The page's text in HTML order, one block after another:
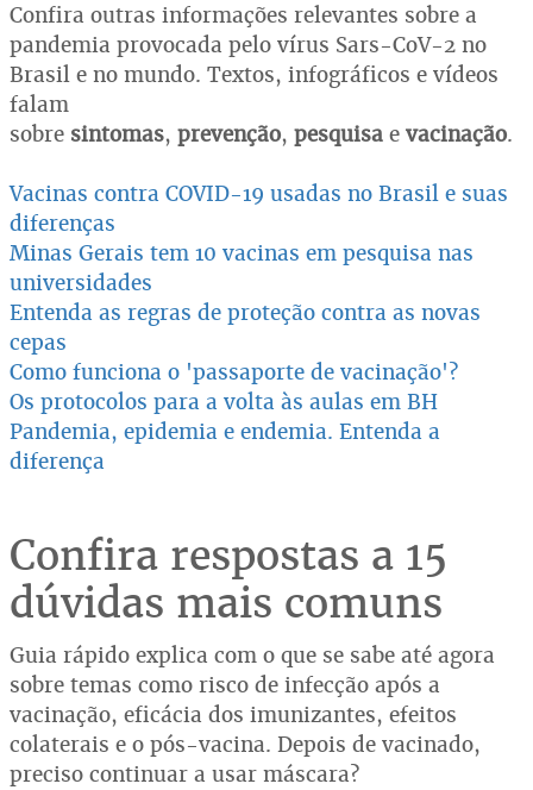
Confira outras informações relevantes sobre a
pandemia provocada pelo vírus Sars-CoV-2 no
Brasil e no mundo. Textos, infográficos e vídeos
falam
sobre sintomas, prevenção, pesquisa e vacinação.
Vacinas contra COVID-19 usadas no Brasil e suas
diferenças
Minas Gerais tem 10 vacinas em pesquisa nas
universidades
Entenda as regras de proteção contra as novas
cepas
Como funciona o 'passaporte de vacinação'?
Os protocolos para a volta às aulas em BH
Pandemia, epidemia e endemia. Entenda a
diferença
Confira respostas a 15
dúvidas mais comuns
Guia rápido explica com o que se sabe até agora
sobre temas como risco de infecção após a
vacinação, eficácia dos imunizantes, efeitos
colaterais e o pós-vacina. Depois de vacinado,
preciso continuar a usar máscara?